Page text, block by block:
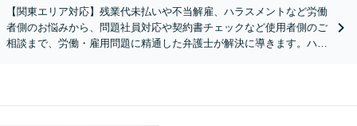
【関東エリア対応】残業代未払いや不当解雇、ハラスメントなど労働
者側のお悩みから、問題社員対応や契約書チェックなど使用者側のご
相談まで、労働・雇用問題に精通した弁護士が解決に導きます。ハラ